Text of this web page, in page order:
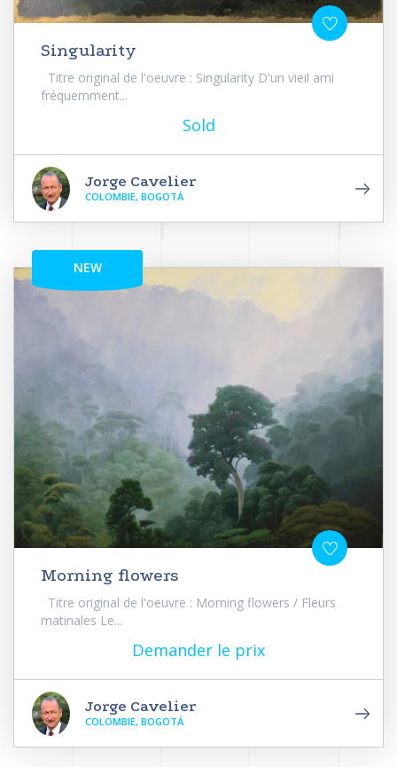
Singularity
Titre original de l'oeuvre : Singularity D'un vieil ami
fréquemment...
Sold
Jorge Cavelier
COLOMBIE, BOGOTÁ
NEW
Morning flowers
Titre original de l'oeuvre : Morning flowers / Fleurs
matinales Le...
Demander le prix
Jorge Cavelier
COLOMBIE, BOGOTÁ